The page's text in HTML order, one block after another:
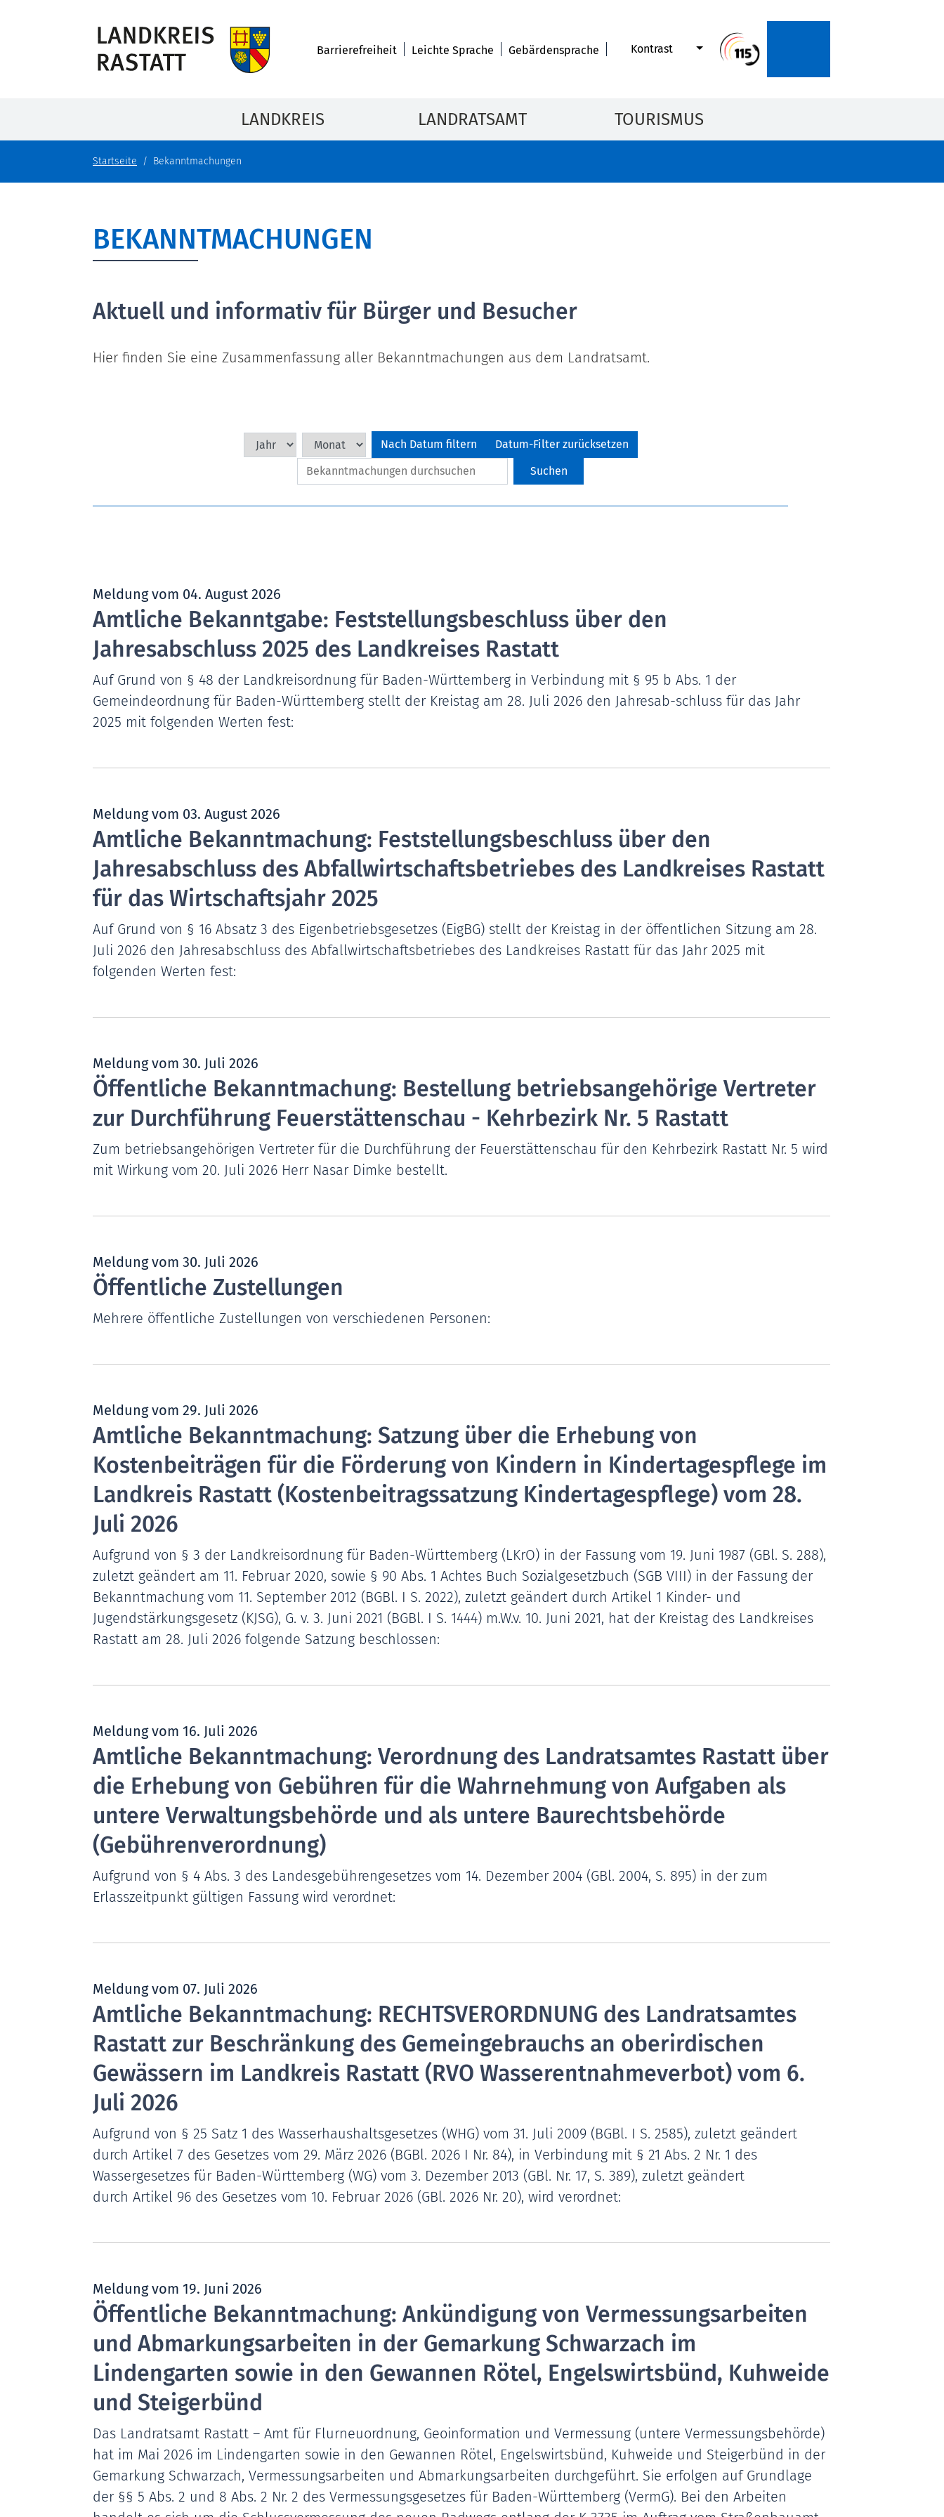
Barrierefreiheit Leichte Sprache Gebärdensprache Kontrast
LANDKREIS LANDRATSAMT TOURISMUS
Startseite Bekanntmachungen
BEKANNTMACHUNGEN
Aktuell und informativ für Bürger und Besucher
Hier finden Sie eine Zusammenfassung aller Bekanntmachungen aus dem Landratsamt.
Nach Datum filtern Datum-Filter zurücksetzen
Meldung vom 04. August 2026
Amtliche Bekanntgabe: Feststellungsbeschluss über den
Jahresabschluss 2025 des Landkreises Rastatt
Auf Grund von § 48 der Landkreisordnung für Baden-Württemberg in Verbindung mit § 95 b Abs. 1 der
Gemeindeordnung für Baden-Württemberg stellt der Kreistag am 28. Juli 2026 den Jahresab-schluss für das Jahr
2025 mit folgenden Werten fest:
Meldung vom 03. August 2026
Amtliche Bekanntmachung: Feststellungsbeschluss über den
Jahresabschluss des Abfallwirtschaftsbetriebes des Landkreises Rastatt
für das Wirtschaftsjahr 2025
Auf Grund von § 16 Absatz 3 des Eigenbetriebsgesetzes (EigBG) stellt der Kreistag in der öffentlichen Sitzung am 28.
Juli 2026 den Jahresabschluss des Abfallwirtschaftsbetriebes des Landkreises Rastatt für das Jahr 2025 mit
folgenden Werten fest:
Meldung vom 30. Juli 2026
Öffentliche Bekanntmachung: Bestellung betriebsangehörige Vertreter
zur Durchführung Feuerstättenschau - Kehrbezirk Nr. 5 Rastatt
Zum betriebsangehörigen Vertreter für die Durchführung der Feuerstättenschau für den Kehrbezirk Rastatt Nr. 5 wird
mit Wirkung vom 20. Juli 2026 Herr Nasar Dimke bestellt.
Meldung vom 30. Juli 2026
Öffentliche Zustellungen
Mehrere öffentliche Zustellungen von verschiedenen Personen:
Meldung vom 29. Juli 2026
Amtliche Bekanntmachung: Satzung über die Erhebung von
Kostenbeiträgen für die Förderung von Kindern in Kindertagespflege im
Landkreis Rastatt (Kostenbeitragssatzung Kindertagespflege) vom 28.
Juli 2026
Aufgrund von § 3 der Landkreisordnung für Baden-Württemberg (LKrO) in der Fassung vom 19. Juni 1987 (GBl. S. 288),
zuletzt geändert am 11. Februar 2020, sowie § 90 Abs. 1 Achtes Buch Sozialgesetzbuch (SGB VIII) in der Fassung der
Bekanntmachung vom 11. September 2012 (BGBl. I S. 2022), zuletzt geändert durch Artikel 1 Kinder- und
Jugendstärkungsgesetz (KJSG), G. v. 3. Juni 2021 (BGBl. I S. 1444) m.W.v. 10. Juni 2021, hat der Kreistag des Landkreises
Rastatt am 28. Juli 2026 folgende Satzung beschlossen:
Meldung vom 16. Juli 2026
Amtliche Bekanntmachung: Verordnung des Landratsamtes Rastatt über
die Erhebung von Gebühren für die Wahrnehmung von Aufgaben als
untere Verwaltungsbehörde und als untere Baurechtsbehörde
(Gebührenverordnung)
Aufgrund von § 4 Abs. 3 des Landesgebührengesetzes vom 14. Dezember 2004 (GBl. 2004, S. 895) in der zum
Erlasszeitpunkt gültigen Fassung wird verordnet:
Meldung vom 07. Juli 2026
Amtliche Bekanntmachung: RECHTSVERORDNUNG des Landratsamtes
Rastatt zur Beschränkung des Gemeingebrauchs an oberirdischen
Gewässern im Landkreis Rastatt (RVO Wasserentnahmeverbot) vom 6.
Juli 2026
Aufgrund von § 25 Satz 1 des Wasserhaushaltsgesetzes (WHG) vom 31. Juli 2009 (BGBl. I S. 2585), zuletzt geändert
durch Artikel 7 des Gesetzes vom 29. März 2026 (BGBl. 2026 I Nr. 84), in Verbindung mit § 21 Abs. 2 Nr. 1 des
Wassergesetzes für Baden-Württemberg (WG) vom 3. Dezember 2013 (GBl. Nr. 17, S. 389), zuletzt geändert
durch Artikel 96 des Gesetzes vom 10. Februar 2026 (GBl. 2026 Nr. 20), wird verordnet:
Meldung vom 19. Juni 2026
Öffentliche Bekanntmachung: Ankündigung von Vermessungsarbeiten
und Abmarkungsarbeiten in der Gemarkung Schwarzach im
Lindengarten sowie in den Gewannen Rötel, Engelswirtsbünd, Kuhweide
und Steigerbünd
Das Landratsamt Rastatt – Amt für Flurneuordnung, Geoinformation und Vermessung (untere Vermessungsbehörde)
hat im Mai 2026 im Lindengarten sowie in den Gewannen Rötel, Engelswirtsbünd, Kuhweide und Steigerbünd in der
Gemarkung Schwarzach, Vermessungsarbeiten und Abmarkungsarbeiten durchgeführt. Sie erfolgen auf Grundlage
der §§ 5 Abs. 2 und 8 Abs. 2 Nr. 2 des Vermessungsgesetzes für Baden-Württemberg (VermG). Bei den Arbeiten